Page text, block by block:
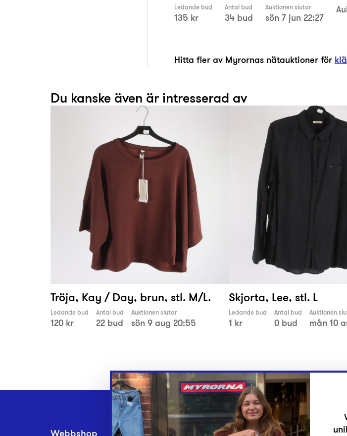
Ledande bud
135 kr
Antal bud
34 bud
Auktionen slutar
sön 7 jun 22:27
Hitta fler av Myrornas nätauktioner för
Du kanske även är intresserad av
Tröja, Kay / Day, brun, stl. M/L.
Ledande bud
120 kr
Antal bud
22 bud
Auktionen slutar
sön 9 aug 20:55
Skjorta, Lee, stl. L
Ledande bud
1 kr
Antal bud
0 bud
Auktionen
mån 10